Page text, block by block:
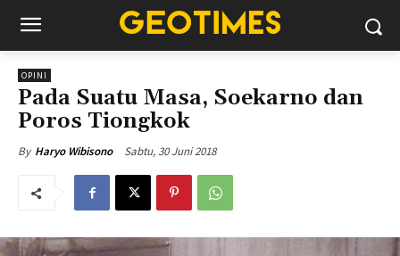
OPINI
Pada Suatu Masa, Soekarno dan
Poros Tiongkok
By Haryo Wibisono Sabtu, 30 Juni 2018